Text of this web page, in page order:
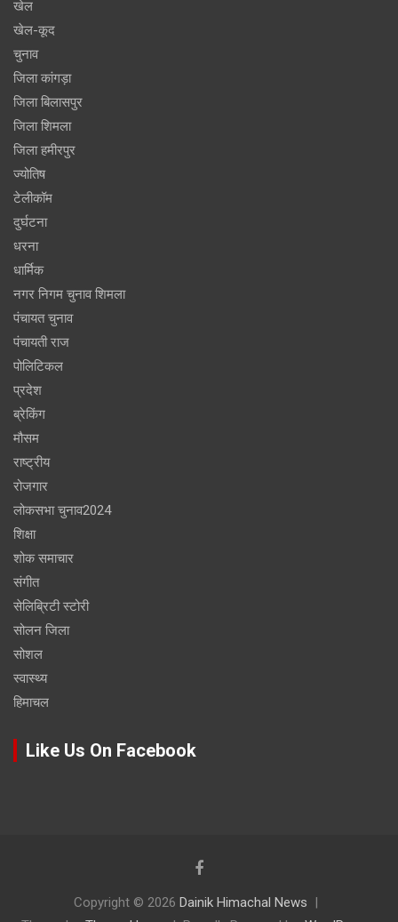
खेल
खेल-कूद
चुनाव
जिला कांगड़ा
जिला बिलासपुर
जिला शिमला
जिला हमीरपुर
ज्योतिष
टेलीकॉम
दुर्घटना
धरना
धार्मिक
नगर निगम चुनाव शिमला
पंचायत चुनाव
पंचायती राज
पोलिटिकल
प्रदेश
ब्रेकिंग
मौसम
राष्ट्रीय
रोजगार
लोकसभा चुनाव2024
शिक्षा
शोक समाचार
संगीत
सेलिब्रिटी स्टोरी
सोलन जिला
सोशल
स्वास्थ्य
हिमाचल
Like Us On Facebook
Copyright © 2026 Dainik Himachal News